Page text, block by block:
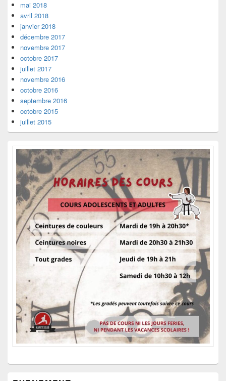
mai 2018
avril 2018
janvier 2018
décembre 2017
novembre 2017
octobre 2017
juillet 2017
novembre 2016
octobre 2016
septembre 2016
octobre 2015
juillet 2015